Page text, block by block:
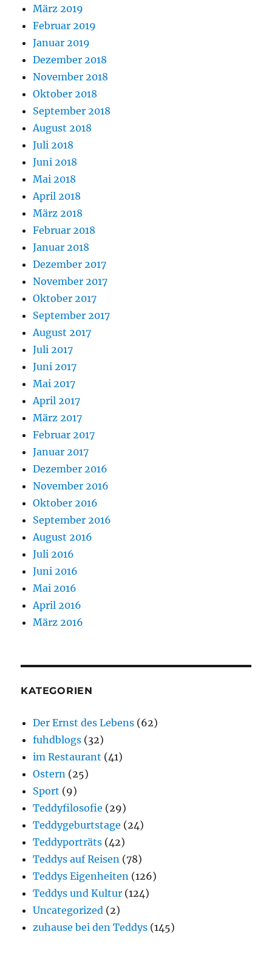
März 2019
Februar 2019
Januar 2019
Dezember 2018
November 2018
Oktober 2018
September 2018
August 2018
Juli 2018
Juni 2018
Mai 2018
April 2018
März 2018
Februar 2018
Januar 2018
Dezember 2017
November 2017
Oktober 2017
September 2017
August 2017
Juli 2017
Juni 2017
Mai 2017
April 2017
März 2017
Februar 2017
Januar 2017
Dezember 2016
November 2016
Oktober 2016
September 2016
August 2016
Juli 2016
Juni 2016
Mai 2016
April 2016
März 2016
KATEGORIEN
Der Ernst des Lebens (62)
fuhdblogs (32)
im Restaurant (41)
Ostern (25)
Sport (9)
Teddyfilosofie (29)
Teddygeburtstage (24)
Teddyporträts (42)
Teddys auf Reisen (78)
Teddys Eigenheiten (126)
Teddys und Kultur (124)
Uncategorized (2)
zuhause bei den Teddys (145)